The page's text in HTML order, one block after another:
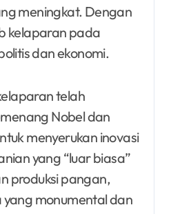
meningkat. Dengan
kelaparan pada
dan ekonomi.
telah
Nobel dan
menyerukan inovasi
yang “luar biasa”
produksi pangan,
monumental dan